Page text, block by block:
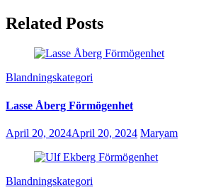
Related Posts
Blandningskategori
Lasse Åberg Förmögenhet
April 20, 2024April 20, 2024 Maryam
Blandningskategori